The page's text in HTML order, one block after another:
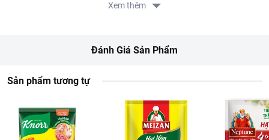
tiếp.
Đơn giá sản phẩm chưa gồm phí giao hàng tùy theo khu vực và
đơn hàng của Quý khách, vui lòng xem chính sách tại:
Xem thêm
Đánh Giá Sản Phẩm
Sản phẩm tương tự